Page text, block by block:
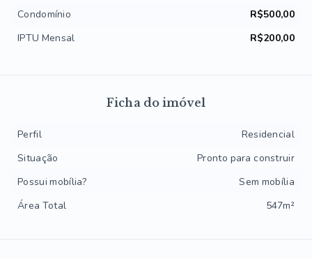
Condomínio
R$500,00
IPTU Mensal
R$200,00
Ficha do imóvel
Perfil
Residencial
Situação
Pronto para construir
Possui mobília?
Sem mobília
Área Total
547m²